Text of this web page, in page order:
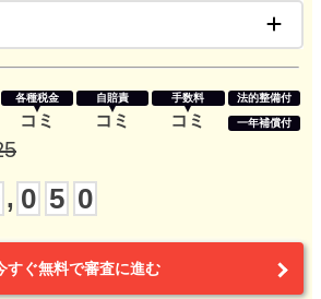
各種税金
コミ
自賠責
コミ
手数料
コミ
法的整備付
一年補償付
, 0 5 0
すぐ無料で審査に進む